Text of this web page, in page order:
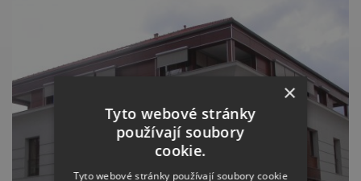
×
Tyto webové stránky
používají soubory
cookie.
Tyto webové stránky používají soubory cookie